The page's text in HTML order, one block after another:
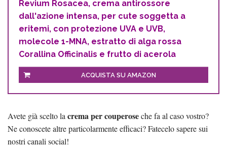
Revium Rosacea, crema antirossore
dall'azione intensa, per cute soggetta a
eritemi, con protezione UVA e UVB,
molecole 1-MNA, estratto di alga rossa
Corallina Officinalis e frutto di acerola
ACQUISTA SU AMAZON
Avete già scelto la crema per couperoseche fa al caso vostro?
Ne conoscete altre particolarmente efficaci? Fatecelo sapere sui
nostri canali social!